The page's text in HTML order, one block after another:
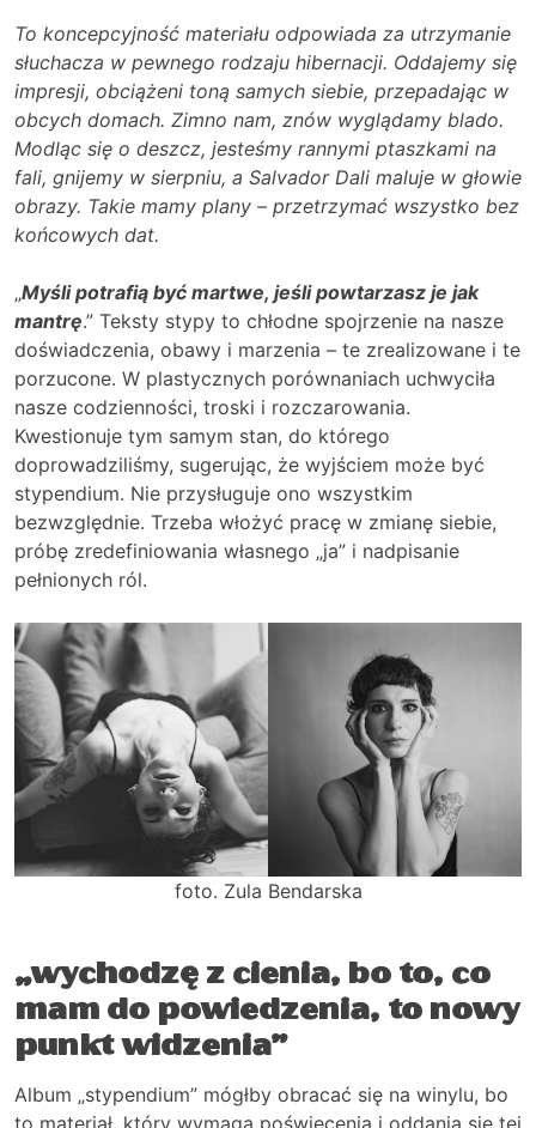
To koncepcyjność materiału odpowiada za utrzymanie
słuchacza w pewnego rodzaju hibernacji. Oddajemy się
impresji, obciążeni toną samych siebie, przepadając w
obcych domach. Zimno nam, znów wyglądamy blado.
Modląc się o deszcz, jesteśmy rannymi ptaszkami na
fali, gnijemy w sierpniu, a Salvador Dali maluje w głowie
obrazy. Takie mamy plany – przetrzymać wszystko bez
końcowych dat.
„Myśli potrafią być martwe, jeśli powtarzasz je jak
mantrę.” Teksty stypy to chłodne spojrzenie na nasze
doświadczenia, obawy i marzenia – te zrealizowane i te
porzucone. W plastycznych porównaniach uchwyciła
nasze codzienności, troski i rozczarowania.
Kwestionuje tym samym stan, do którego
doprowadziliśmy, sugerując, że wyjściem może być
stypendium. Nie przysługuje ono wszystkim
bezwzględnie. Trzeba włożyć pracę w zmianę siebie,
próbę zredefiniowania własnego „ja” i nadpisanie
pełnionych ról.
foto. Zula Bendarska
„wychodzę z cienia, bo to, co
mam do powiedzenia, to nowy
punkt widzenia”
Album „stypendium” mógłby obracać się na winylu, bo
to materiał, który wymaga poświęcenia i oddania się tej